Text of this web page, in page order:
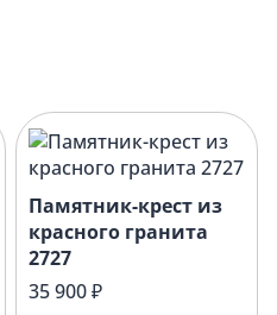
Памятник-крест из
красного гранита
2727
35 900 ₽